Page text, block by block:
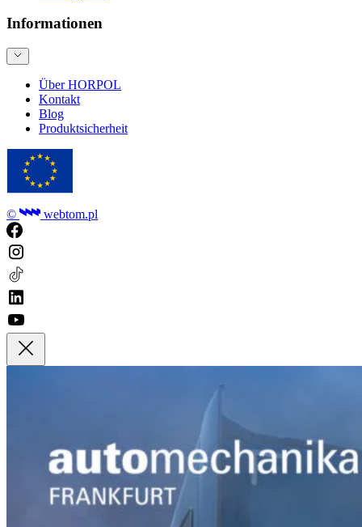
Informationen
Über HORPOL
Kontakt
Blog
Produktsicherheit
© webtom.pl